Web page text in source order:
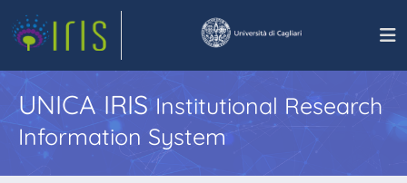
UNICA IRISInstitutional Research
Information System